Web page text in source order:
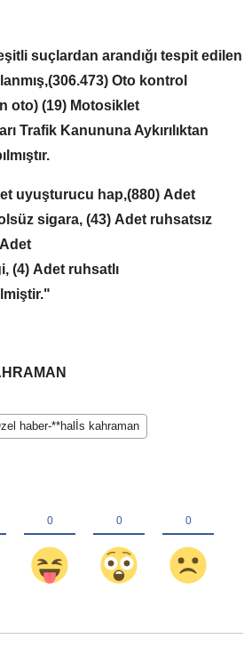
suçlardan arandığı tespit edilen
(306.473) Oto kontrol
oto) (19) Motosiklet
Trafik Kanununa Aykırılıktan
uyuşturucu hap,(880) Adet
sigara, (43) Adet ruhsatsız
(4) Adet ruhsatlı
haber-**halİs kahraman